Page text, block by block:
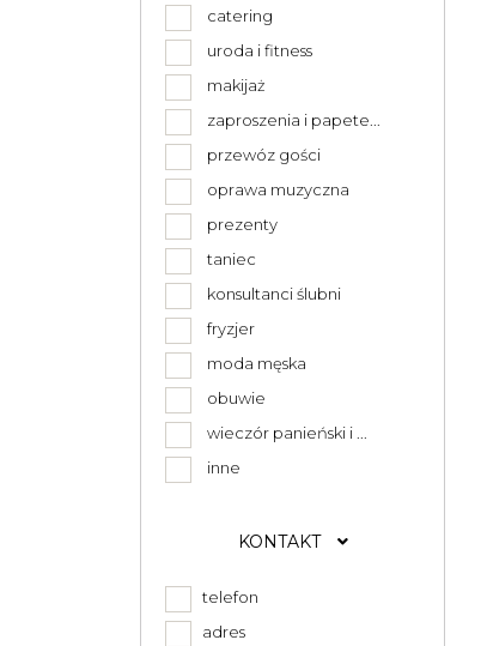
catering
uroda i fitness
makijaż
zaproszenia i papete...
przewóz gości
oprawa muzyczna
prezenty
taniec
konsultanci ślubni
fryzjer
moda męska
obuwie
wieczór panieński i ...
inne
KONTAKT
telefon
adres